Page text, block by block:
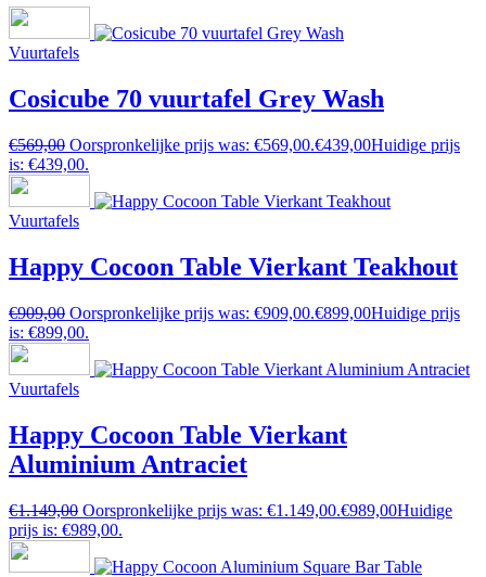
Vuurtafels
Cosicube 70 vuurtafel Grey Wash
€569,00 Oorspronkelijke prijs was: €569,00.€439,00Huidige prijs
is: €439,00.
Vuurtafels
Happy Cocoon Table Vierkant Teakhout
€909,00 Oorspronkelijke prijs was: €909,00.€899,00Huidige prijs
is: €899,00.
Vuurtafels
Happy Cocoon Table Vierkant
Aluminium Antraciet
€1.149,00 Oorspronkelijke prijs was: €1.149,00.€989,00Huidige
prijs is: €989,00.